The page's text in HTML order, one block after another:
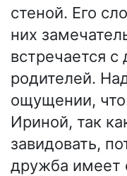
стеной. Его
них
встречается с
родителей.
ощущении,
Ириной, так
завидовать,
дружба имеет